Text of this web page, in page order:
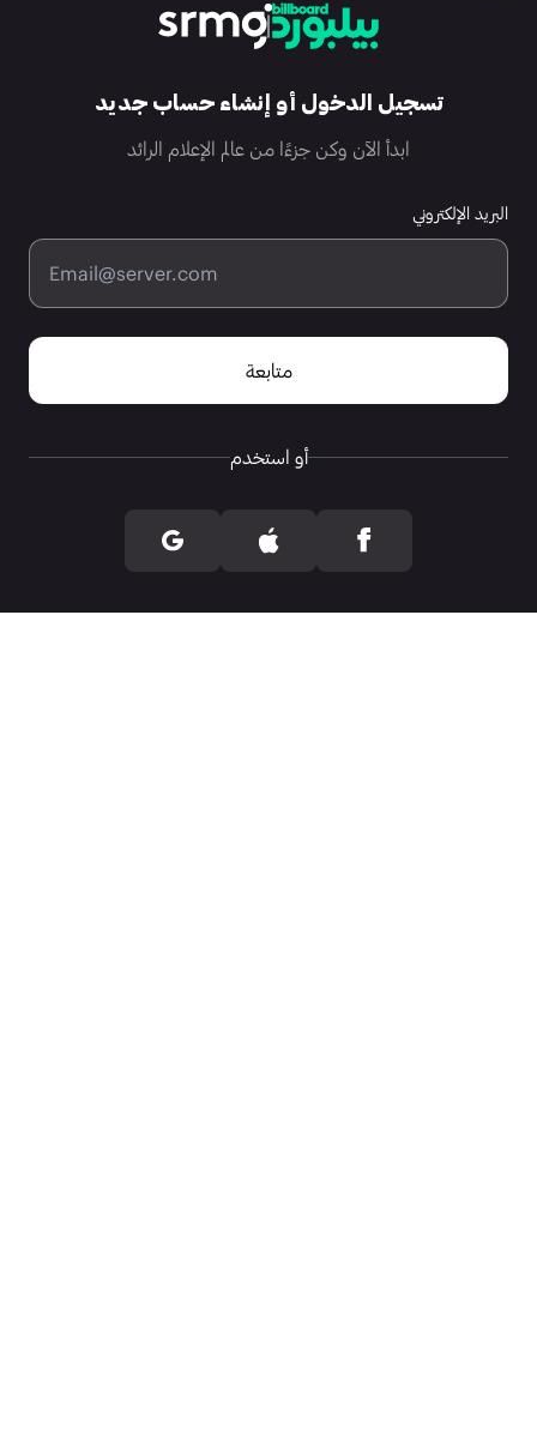
تسجيل الدخول أو إنشاء حساب جديد
ابدأ الآن وكن جزءًا من عالم الإعلام الرائد
البريد الإلكتروني
متابعة
أو استخدم